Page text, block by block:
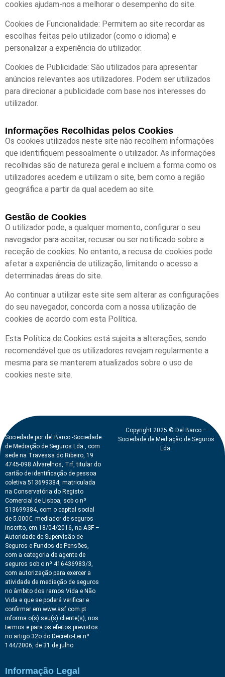
cookies ajudam-nos a melhorar o desempenho do site.
Cookies de Funcionalidade: Permitem ao site recordar as
escolhas feitas pelo utilizador (como o idioma) e
personalizar a experiência do utilizador.
Cookies de Publicidade: São utilizados para apresentar
anúncios relevantes aos utilizadores. Podem ser utilizados
para direcionar a publicidade com base nos interesses do
utilizador.
Informações Recolhidas pelos Cookies
Os cookies utilizados neste site não recolhem informações
que identifiquem pessoalmente o utilizador. As informações
recolhidas são de natureza geral e incluem a forma como os
utilizadores acedem e utilizam o site, bem como a região
geográfica a partir da qual acedem ao site.
Gestão de Cookies
O utilizador pode, a qualquer momento, configurar o seu
navegador para aceitar, recusar ou ser notificado sobre a
receção de cookies. No entanto, a recusa de cookies pode
afetar a experiência de utilização, limitando o acesso a
determinadas áreas do site.
Ao continuar a utilizar este site sem alterar as configurações
do seu navegador, concorda com a nossa utilização de
cookies de acordo com esta Política.
Esta Política de Cookies está sujeita a alterações, sendo
recomendável que os utilizadores revejam regularmente a
mesma para se manterem atualizados sobre o uso de
cookies neste site.
Sociedade por del Barco -Sociedade
de Mediação de Seguros Lda., com
sede na Travessa do Ribeiro, 19
4745-098 Alvarelhos, Trf, titular do
cartão de identificação de pessoa
coletiva 513699384, matriculada
na Conservatória do Registo
Comercial de Lisboa, sob o nº
513699384, com o capital social
de 5.000€. mediador de seguros
inscrito, em 18/04/2016, na ASF –
Autoridade de Supervisão de
Seguros e Fundos de Pensões,
com a categoria de agente de
seguros sob o nº 416436983/3,
com autorização para exercer a
atividade de mediação de seguros
no âmbito dos ramos Vida e Não
Vida e que se poderá verificar e
confirmar em ​www.asf.com.pt
informa o(s) seu(s) cliente(s), nos
termos e para os efeitos previstos
no artigo 32o do Decreto-Lei nº
144/2006, de 31 de julho
Informação Legal
Copyright 2025 © Del Barco –
Sociedade de Mediação de Seguros
Lda.